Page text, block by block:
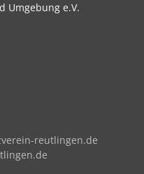
Umgebung e.V.
reutlingen.de